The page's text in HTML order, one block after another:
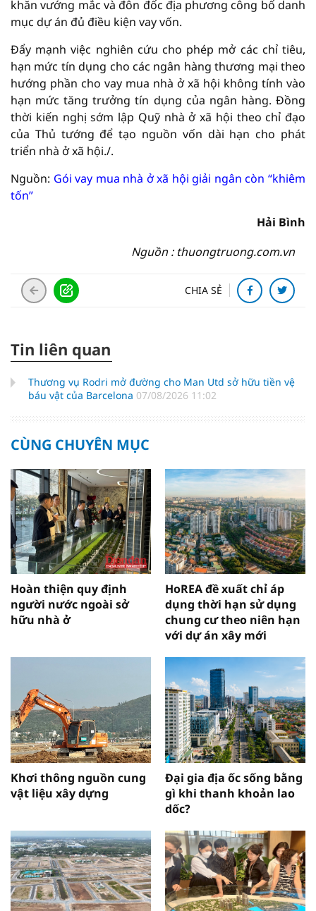
khăn vướng mắc và đôn đốc địa phương công bố danh
mục dự án đủ điều kiện vay vốn.
Đẩy mạnh việc nghiên cứu cho phép mở các chỉ tiêu,
hạn mức tín dụng cho các ngân hàng thương mại theo
hướng phần cho vay mua nhà ở xã hội không tính vào
hạn mức tăng trưởng tín dụng của ngân hàng. Đồng
thời kiến nghị sớm lập Quỹ nhà ở xã hội theo chỉ đạo
của Thủ tướng để tạo nguồn vốn dài hạn cho phát
triển nhà ở xã hội./.
Nguồn: Gói vay mua nhà ở xã hội giải ngân còn “khiêm
tốn”
Hải Bình
Nguồn : thuongtruong.com.vn
CHIA SẺ
Tin liên quan
Thương vụ Rodri mở đường cho Man Utd sở hữu tiền vệ
báu vật của Barcelona 07/08/2026 11:02
CÙNG CHUYÊN MỤC
Hoàn thiện quy định
người nước ngoài sở
hữu nhà ở
HoREA đề xuất chỉ áp
dụng thời hạn sử dụng
chung cư theo niên hạn
với dự án xây mới
Khơi thông nguồn cung
vật liệu xây dựng
Đại gia địa ốc sống bằng
gì khi thanh khoản lao
dốc?